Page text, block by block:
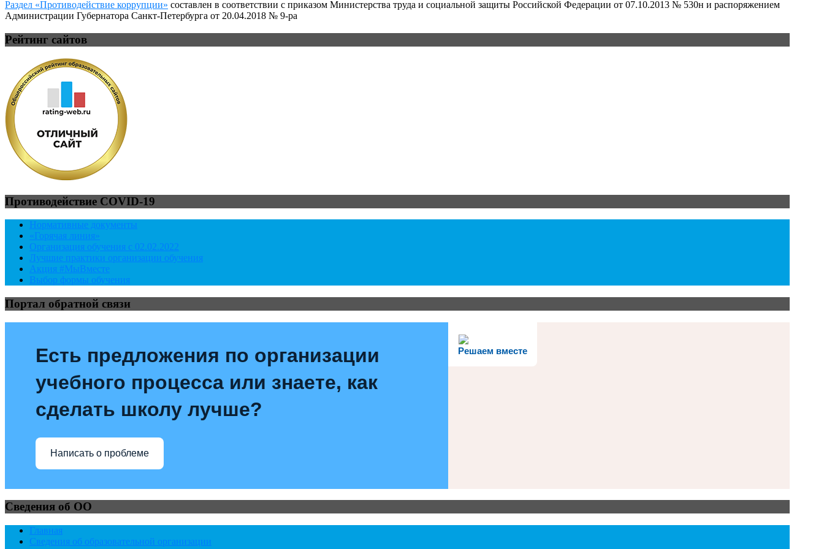
Раздел «Противодействие коррупции» составлен в соответствии с приказом Министерства труда и социальной защиты Российской Федерации от 07.10.2013 № 530н и распоряжением
Администрации Губернатора Санкт-Петербурга от 20.04.2018 № 9-ра
Рейтинг сайтов
Противодействие COVID-19
Нормативные документы
«Горячая линия»
Организация обучения с 02.02.2022
Лучшие практики организации обучения
Акция #МыВместе
Выбор формы обучения
Портал обратной связи
Решаем вместе
Есть предложения по организации
учебного процесса или знаете, как
сделать школу лучше?
Написать о проблеме
Сведения об ОО
Главная
Сведения об образовательной организации